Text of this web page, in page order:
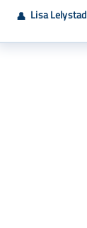
👤 Lisa Lelystad